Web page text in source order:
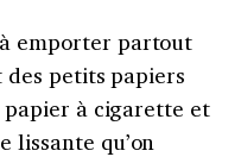
emporter partout
petits papiers
à cigarette et
lissante qu’on